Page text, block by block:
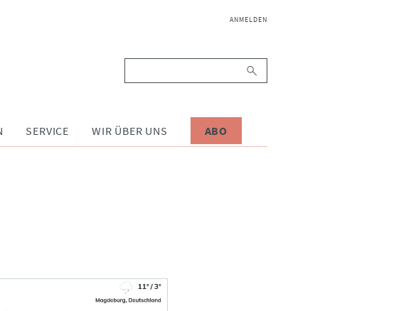
NAVIGATION
ANMELDEN
SERVICE WIR ÜBER UNS ABO